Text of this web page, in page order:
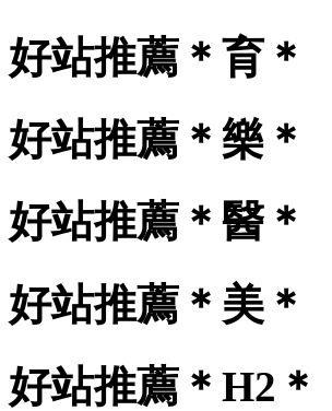
好站推薦＊育＊
好站推薦＊樂＊
好站推薦＊醫＊
好站推薦＊美＊
好站推薦＊H2＊